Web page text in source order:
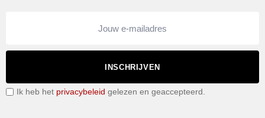
INSCHRIJVEN
Ik heb het privacybeleid gelezen en geaccepteerd.